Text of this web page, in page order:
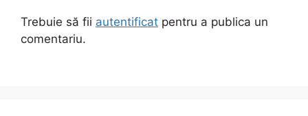
Trebuie să fii autentificat pentru a publica un
comentariu.